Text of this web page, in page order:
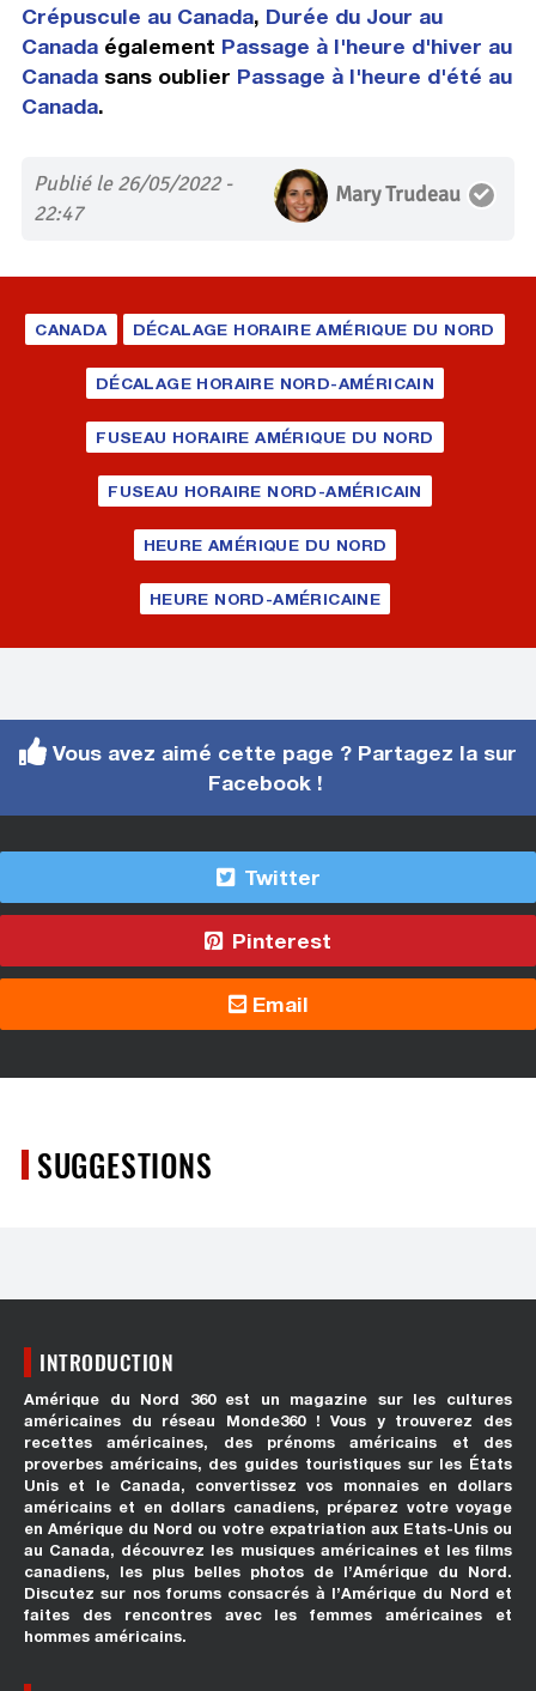
Crépuscule au Canada, Durée du Jour au
Canadaégalement Passage à l'heure d'hiver au
Canadasans oublier Passage à l'heure d'été au
Canada.
Publié le 26/05/2022 -
22:47
Mary Trudeau
CANADA DÉCALAGE HORAIRE AMÉRIQUE DU NORD
DÉCALAGE HORAIRE NORD-AMÉRICAIN
FUSEAU HORAIRE AMÉRIQUE DU NORD
FUSEAU HORAIRE NORD-AMÉRICAIN
HEURE AMÉRIQUE DU NORD
HEURE NORD-AMÉRICAINE
Vous avez aimé cette page ? Partagez la sur
Facebook !
Twitter
Pinterest
Email
SUGGESTIONS
INTRODUCTION
Amérique du Nord 360 est un magazine sur les cultures
américaines du réseau Monde360 ! Vous y trouverez des
recettes américaines, des prénoms américains et des
proverbes américains, des guides touristiques sur les États
Unis et le Canada, convertissez vos monnaies en dollars
américains et en dollars canadiens, préparez votre voyage
en Amérique du Nord ou votre expatriation aux Etats-Unis ou
au Canada, découvrez les musiques américaines et les films
canadiens, les plus belles photos de l’Amérique du Nord.
Discutez sur nos forums consacrés à l’Amérique du Nord et
faites des rencontres avec les femmes américaines et
hommes américains.